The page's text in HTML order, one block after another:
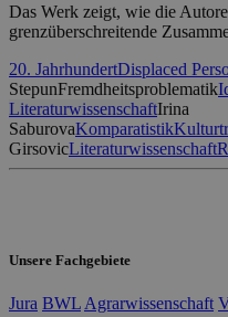
Das Werk zeigt, wie die
grenzüberschreitende
20. JahrhundertDisplaced
StepunFremdheitsproblematik
LiteraturwissenschaftIrina
SaburovaKomparatistik
GirsovicLiteraturwissenschaft
Unsere Fachgebiete
Jura BWL Agrarwissenschaft